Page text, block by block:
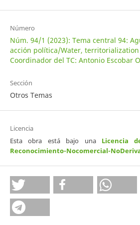
Número
Núm. 94/1 (2023): Tema central 94:
acción política/Water,
Coordinador del TC: Antonio Escobar
Sección
Otros Temas
Licencia
Esta obra está bajo una Licencia
Reconocimiento-Nocomercial-